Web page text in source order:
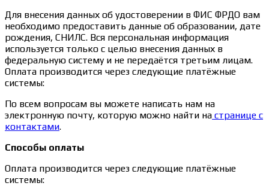
Для внесения данных об удостоверении в ФИС ФРДО вам
необходимо предоставить данные об образовании, дате
рождения, СНИЛС. Вся персональная информация
используется только с целью внесения данных в
федеральную систему и не передаётся третьим лицам.
Оплата производится через следующие платёжные
системы:
По всем вопросам вы можете написать нам на
электронную почту, которую можно найти на странице с
контактами.
Способы оплаты
Оплата производится через следующие платёжные
системы: